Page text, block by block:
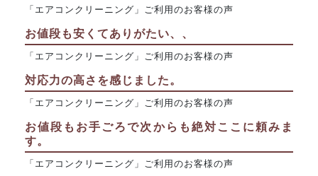
「エアコンクリーニング」ご利用のお客様の声
お値段も安くてありがたい、、
「エアコンクリーニング」ご利用のお客様の声
対応力の高さを感じました。
「エアコンクリーニング」ご利用のお客様の声
お値段もお手ごろで次からも絶対ここに頼みま
す。
「エアコンクリーニング」ご利用のお客様の声